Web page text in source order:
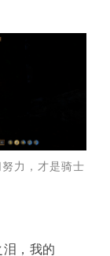
力，才是骑士
，我的